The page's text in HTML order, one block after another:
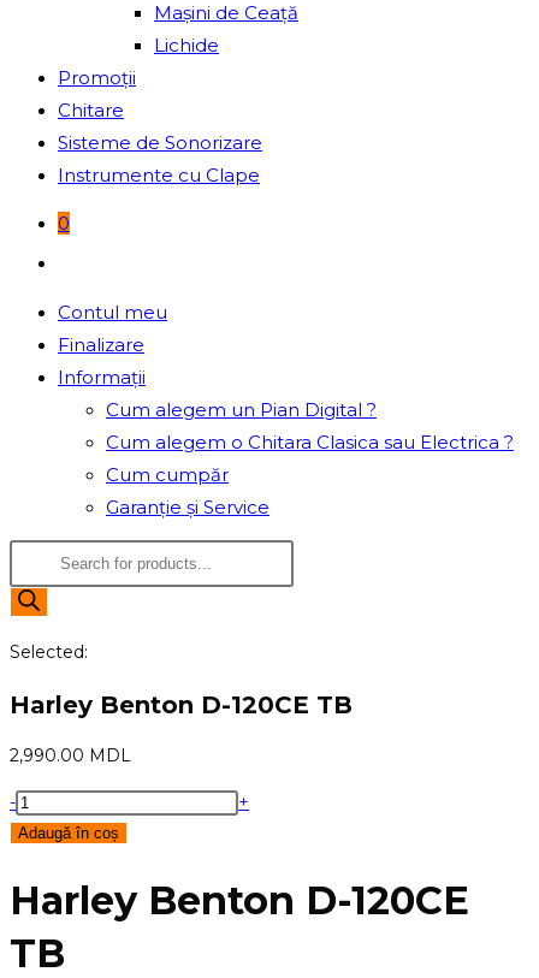
Mașini de Ceață
Lichide
Promoții
Chitare
Sisteme de Sonorizare
Instrumente cu Clape
0
search
Contul meu
Finalizare
Informații
Cum alegem un Pian Digital ?
Cum alegem o Chitara Clasica sau Electrica ?
Cum cumpăr
Garanție și Service
Products
search
Selected:
Harley Benton D-120CE TB
2,990.00 MDL
Cantitate
Harley
D-
120CE
TB
- +
Adaugă în coș
Harley Benton D-120CE
TB